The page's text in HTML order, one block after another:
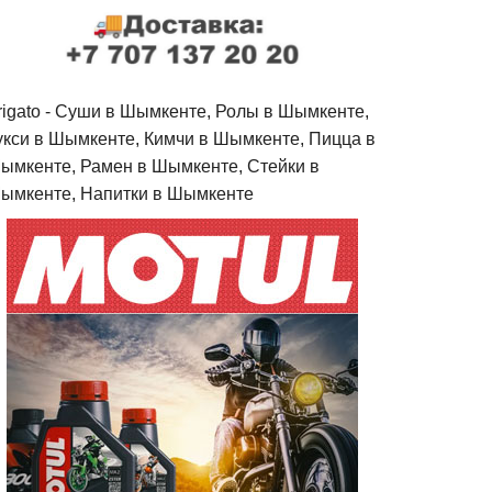
- Cуши в Шымкенте, Ролы в Шымкенте,
в Шымкенте, Кимчи в Шымкенте, Пицца в
Рамен в Шымкенте, Стейки в
Напитки в Шымкенте